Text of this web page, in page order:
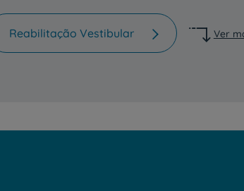
Reabilitação Vestibular Ver